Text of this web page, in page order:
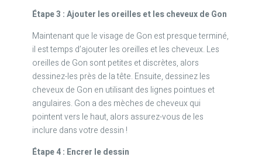
Étape 3 : Ajouter les oreilles et les cheveux de Gon
Maintenant que le visage de Gon est presque terminé,
il est temps d’ajouter les oreilles et les cheveux. Les
oreilles de Gon sont petites et discrètes, alors
dessinez-les près de la tête. Ensuite, dessinez les
cheveux de Gon en utilisant des lignes pointues et
angulaires. Gon a des mèches de cheveux qui
pointent vers le haut, alors assurez-vous de les
inclure dans votre dessin !
Étape 4 : Encrer le dessin